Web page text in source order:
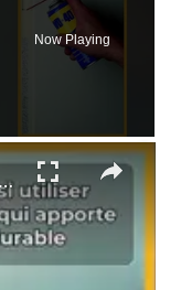
Now Playing
×